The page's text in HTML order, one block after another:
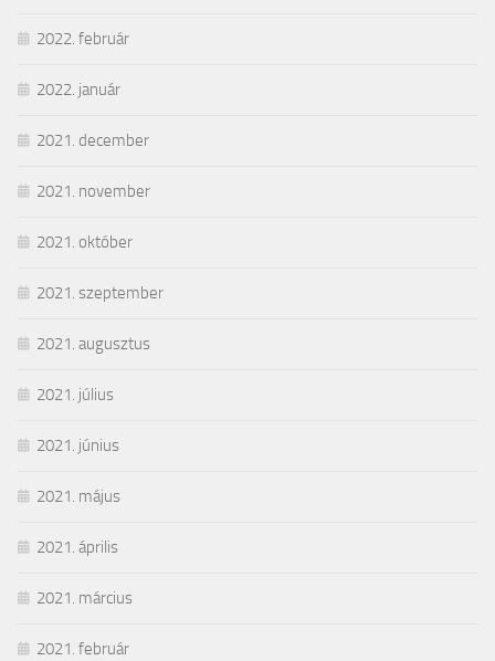
2022. február
2022. január
2021. december
2021. november
2021. október
2021. szeptember
2021. augusztus
2021. július
2021. június
2021. május
2021. április
2021. március
2021. február